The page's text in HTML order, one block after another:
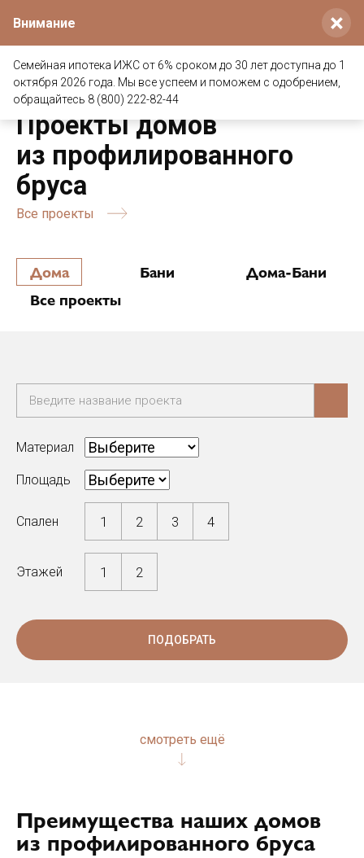
Внимание ×
Семейная ипотека ИЖС от 6% сроком до 30 лет доступна до 1
октября 2026 года. Мы все успеем и поможем с одобрением,
обращайтесь 8 (800) 222-82-44
Главная / Проекты домов из профилированного бруса
Проекты домов
из профилированного
бруса
Все проекты
Дома Бани
Дома-Бани
Все проекты
Материал
Площадь
Спален 1 2 3 4
Этажей 1 2
ПОДОБРАТЬ
смотреть ещё
Преимущества наших домов
из профилированного бруса